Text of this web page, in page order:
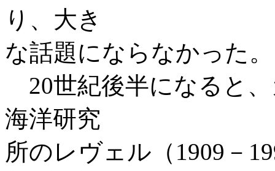
り、大き
な話題にならなかった。
20世紀後半になると
海洋研究
所のレヴェル（1909－